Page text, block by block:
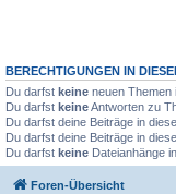
BERECHTIGUNGEN IN
Du darfst keine neuen Themen
Du darfst keineAntworten zu
Du darfst deine Beiträge in
Du darfst deine Beiträge in
Du darfst keine Dateianhänge
Foren-Übersicht